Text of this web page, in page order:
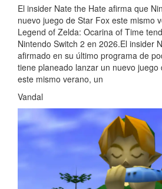
El insider Nate the Hate afirma que
nuevo juego de Star Fox este mismo
Legend of Zelda: Ocarina of Time
Nintendo Switch 2 en 2026.El insider
afirmado en su último programa de
tiene planeado lanzar un nuevo
este mismo verano, un
Vandal